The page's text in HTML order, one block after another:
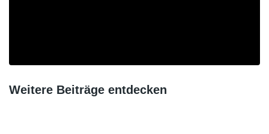
Weitere Beiträge entdecken